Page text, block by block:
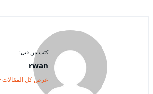
كتب من قبل:
rwan
عرض كل المقالات